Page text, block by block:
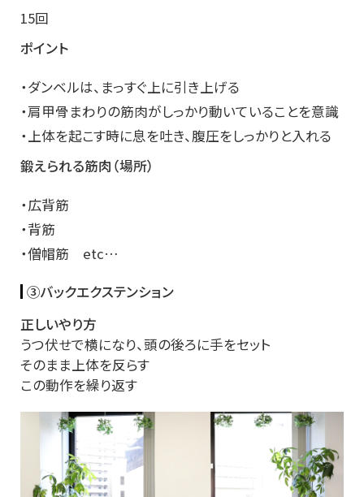
15回
ポイント
・ダンベルは、まっすぐ上に引き上げる
・肩甲骨まわりの筋肉がしっかり動いていることを意識
・上体を起こす時に息を吐き、腹圧をしっかりと入れる
鍛えられる筋肉（場所）
・広背筋
・背筋
・僧帽筋 etc…
③バックエクステンション
正しいやり方
うつ伏せで横になり、頭の後ろに手をセット
そのまま上体を反らす
この動作を繰り返す